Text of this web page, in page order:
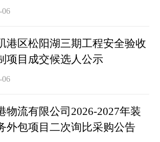
06
港区松阳湖三期工程安全验收
项目成交候选人公示
06
物流有限公司2026-2027年装
外包项目二次询比采购公告